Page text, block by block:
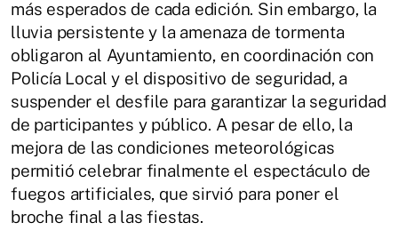
más esperados de cada edición. Sin embargo, la
lluvia persistente y la amenaza de tormenta
obligaron al Ayuntamiento, en coordinación con
Policía Local y el dispositivo de seguridad, a
suspender el desfile para garantizar la seguridad
de participantes y público. A pesar de ello, la
mejora de las condiciones meteorológicas
permitió celebrar finalmente el espectáculo de
fuegos artificiales, que sirvió para poner el
broche final a las fiestas.